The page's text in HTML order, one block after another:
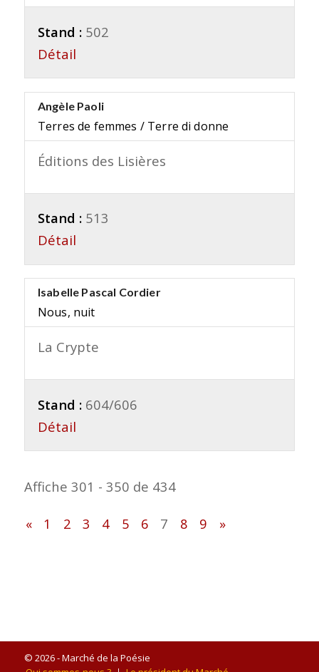
Stand : 502
Détail
Angèle Paoli
Terres de femmes / Terre di donne
Éditions des Lisières
Stand : 513
Détail
Isabelle Pascal Cordier
Nous, nuit
La Crypte
Stand : 604/606
Détail
Affiche 301 - 350 de 434
« 1 2 3 4 5 6 7 8 9 »
© 2026 - Marché de la Poésie